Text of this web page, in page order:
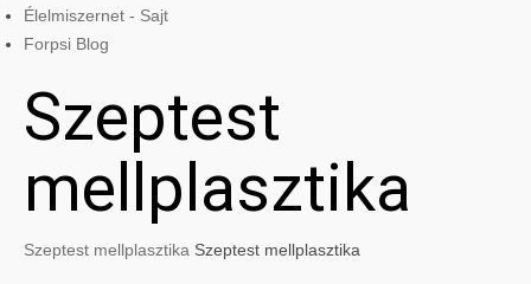
Élelmiszernet - Sajt
Forpsi Blog
Szeptest
mellplasztika
Szeptest mellplasztika Szeptest mellplasztika